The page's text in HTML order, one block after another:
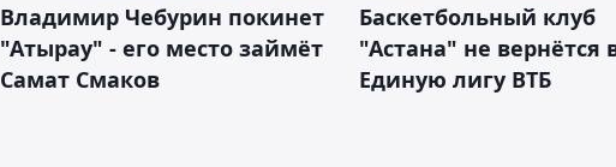
Владимир Чебурин покинет
"Атырау" - его место займёт
Самат Смаков
Баскетбольный клуб
"Астана" не вернётся
Единую лигу ВТБ